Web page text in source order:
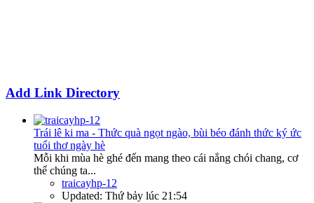
Add Link Directory
Trái lê ki ma - Thức quà ngọt ngào, bùi béo đánh thức ký ức
tuổi thơ ngày hè
Mỗi khi mùa hè ghé đến mang theo cái nắng chói chang, cơ
thể chúng ta...
traicayhp-12
Updated: Thứ bảy lúc 21:54